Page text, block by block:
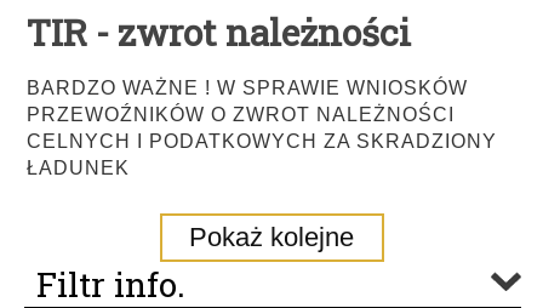
TIR - zwrot należności
BARDZO WAŻNE ! W SPRAWIE WNIOSKÓW
PRZEWOŹNIKÓW O ZWROT NALEŻNOŚCI
CELNYCH I PODATKOWYCH ZA SKRADZIONY
ŁADUNEK
Pokaż kolejne
Filtr info.